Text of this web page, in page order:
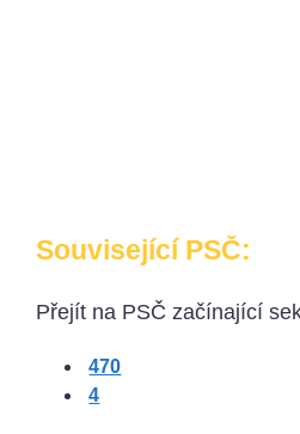
Související PSČ:
Přejít na PSČ začínající
470
4